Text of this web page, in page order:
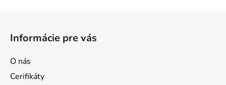
Informácie pre vás
O nás
Cerifikáty